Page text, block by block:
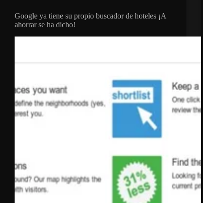
Google ya tiene su propio buscador de hoteles ¡A
ahorrar se ha dicho!